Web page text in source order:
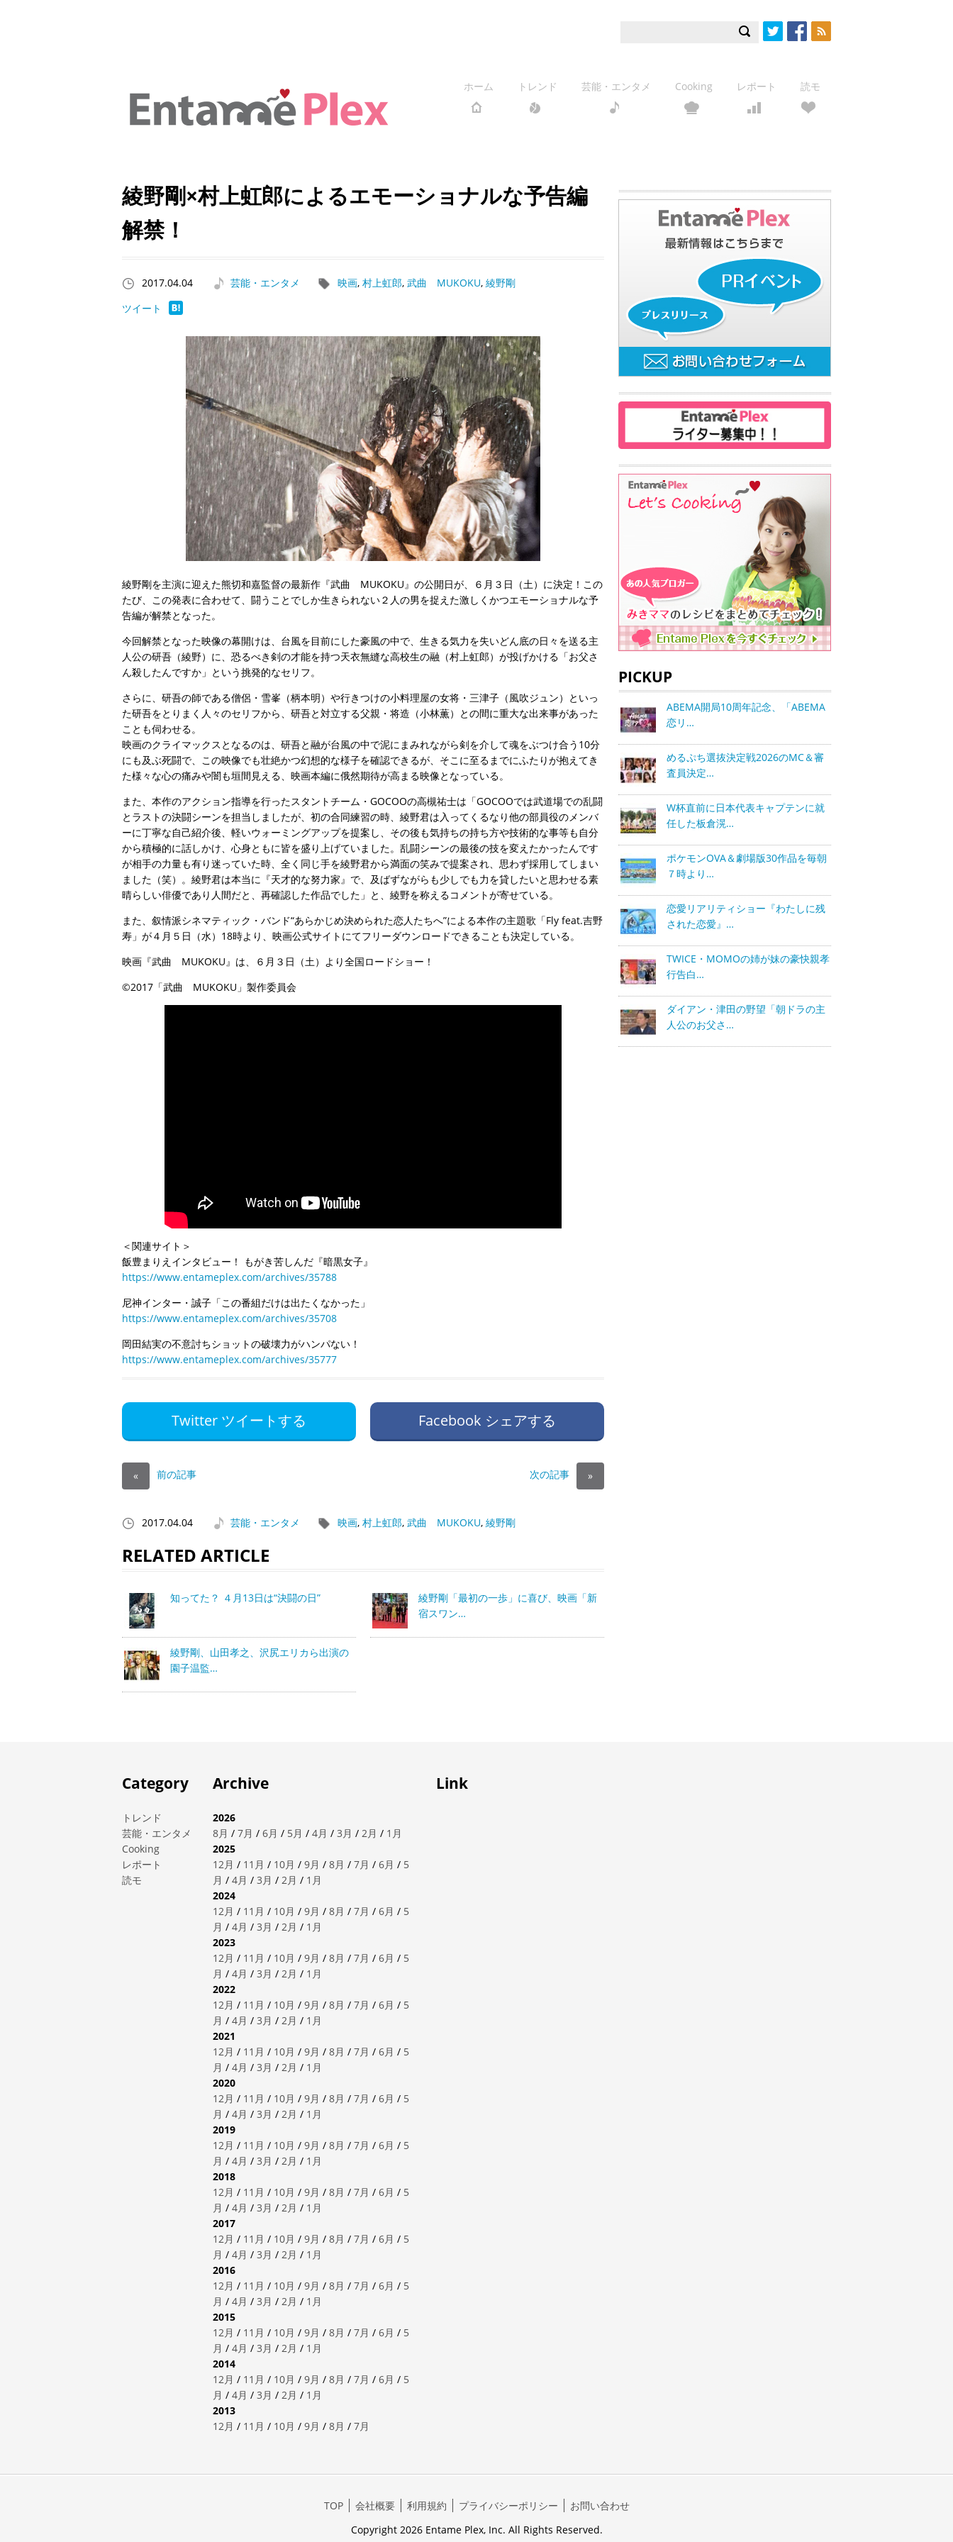
ホーム トレンド 芸能・エンタメ Cooking レポート 読モ
綾野剛×村上虹郎によるエモーショナルな予告編
解禁！
2017.04.04 芸能・エンタメ 映画, 村上虹郎, 武曲 MUKOKU, 綾野剛
ツイート
綾野剛を主演に迎えた熊切和嘉監督の最新作『武曲 MUKOKU』の公開日が、６月３日（土）に決定！この
たび、この発表に合わせて、闘うことでしか生きられない２人の男を捉えた激しくかつエモーショナルな予
告編が解禁となった。
今回解禁となった映像の幕開けは、台風を目前にした豪風の中で、生きる気力を失いどん底の日々を送る主
人公の研吾（綾野）に、恐るべき剣の才能を持つ天衣無縫な高校生の融（村上虹郎）が投げかける「お父さ
ん殺したんですか」という挑発的なセリフ。
さらに、研吾の師である僧侶・雪峯（柄本明）や行きつけの小料理屋の女将・三津子（風吹ジュン）といっ
た研吾をとりまく人々のセリフから、研吾と対立する父親・将造（小林薫）との間に重大な出来事があった
ことも伺わせる。
映画のクライマックスとなるのは、研吾と融が台風の中で泥にまみれながら剣を介して魂をぶつけ合う10分
にも及ぶ死闘で、この映像でも壮絶かつ幻想的な様子を確認できるが、そこに至るまでにふたりが抱えてき
た様々な心の痛みや闇も垣間見える、映画本編に俄然期待が高まる映像となっている。
また、本作のアクション指導を行ったスタントチーム・GOCOOの高槻祐士は「GOCOOでは武道場での乱闘
とラストの決闘シーンを担当しましたが、初の合同練習の時、綾野君は入ってくるなり他の部員役のメンバ
ーに丁寧な自己紹介後、軽いウォーミングアップを提案し、その後も気持ちの持ち方や技術的な事等も自分
から積極的に話しかけ、心身ともに皆を盛り上げていました。乱闘シーンの最後の技を変えたかったんです
が相手の力量も有り迷っていた時、全く同じ手を綾野君から満面の笑みで提案され、思わず採用してしまい
ました（笑）。綾野君は本当に『天才的な努力家』で、及ばずながらも少しでも力を貸したいと思わせる素
晴らしい俳優であり人間だと、再確認した作品でした」と、綾野を称えるコメントが寄せている。
また、叙情派シネマティック・バンド“あらかじめ決められた恋人たちへ”による本作の主題歌「Fly feat.吉野
寿」が４月５日（水）18時より、映画公式サイトにてフリーダウンロードできることも決定している。
映画『武曲 MUKOKU』は、６月３日（土）より全国ロードショー！
©2017「武曲 MUKOKU」製作委員会
＜関連サイト＞
飯豊まりえインタビュー！ もがき苦しんだ『暗黒女子』
https://www.entameplex.com/archives/35788
尼神インター・誠子「この番組だけは出たくなかった」
https://www.entameplex.com/archives/35708
岡田結実の不意討ちショットの破壊力がハンパない！
https://www.entameplex.com/archives/35777
Twitter ツイートする Facebook シェアする
« 前の記事 次の記事 »
2017.04.04 芸能・エンタメ 映画, 村上虹郎, 武曲 MUKOKU, 綾野剛
RELATED ARTICLE
知ってた？ ４月13日は“決闘の日”
綾野剛「最初の一歩」に喜び、映画「新
宿スワン…
綾野剛、山田孝之、沢尻エリカら出演の
園子温監…
PICKUP
ABEMA開局10周年記念、「ABEMA
恋リ…
めるぷち選抜決定戦2026のMC＆審
査員決定…
W杯直前に日本代表キャプテンに就
任した板倉滉…
ポケモンOVA＆劇場版30作品を毎朝
７時より…
恋愛リアリティショー『わたしに残
された恋愛』…
TWICE・MOMOの姉が妹の豪快親孝
行告白…
ダイアン・津田の野望「朝ドラの主
人公のお父さ…
Category
トレンド
芸能・エンタメ
Cooking
レポート
読モ
Archive
2026
8月 / 7月 / 6月 / 5月 / 4月 / 3月 / 2月 / 1月
2025
12月 / 11月 / 10月 / 9月 / 8月 / 7月 / 6月 / 5
月 / 4月 / 3月 / 2月 / 1月
2024
12月 / 11月 / 10月 / 9月 / 8月 / 7月 / 6月 / 5
月 / 4月 / 3月 / 2月 / 1月
2023
12月 / 11月 / 10月 / 9月 / 8月 / 7月 / 6月 / 5
月 / 4月 / 3月 / 2月 / 1月
2022
12月 / 11月 / 10月 / 9月 / 8月 / 7月 / 6月 / 5
月 / 4月 / 3月 / 2月 / 1月
2021
12月 / 11月 / 10月 / 9月 / 8月 / 7月 / 6月 / 5
月 / 4月 / 3月 / 2月 / 1月
2020
12月 / 11月 / 10月 / 9月 / 8月 / 7月 / 6月 / 5
月 / 4月 / 3月 / 2月 / 1月
2019
12月 / 11月 / 10月 / 9月 / 8月 / 7月 / 6月 / 5
月 / 4月 / 3月 / 2月 / 1月
2018
12月 / 11月 / 10月 / 9月 / 8月 / 7月 / 6月 / 5
月 / 4月 / 3月 / 2月 / 1月
2017
12月 / 11月 / 10月 / 9月 / 8月 / 7月 / 6月 / 5
月 / 4月 / 3月 / 2月 / 1月
2016
12月 / 11月 / 10月 / 9月 / 8月 / 7月 / 6月 / 5
月 / 4月 / 3月 / 2月 / 1月
2015
12月 / 11月 / 10月 / 9月 / 8月 / 7月 / 6月 / 5
月 / 4月 / 3月 / 2月 / 1月
2014
12月 / 11月 / 10月 / 9月 / 8月 / 7月 / 6月 / 5
月 / 4月 / 3月 / 2月 / 1月
2013
12月 / 11月 / 10月 / 9月 / 8月 / 7月
Link
TOP 会社概要 利用規約 プライバシーポリシー
お問い合わせ
Copyright 2026 Entame Plex, Inc. All Rights Reserved.